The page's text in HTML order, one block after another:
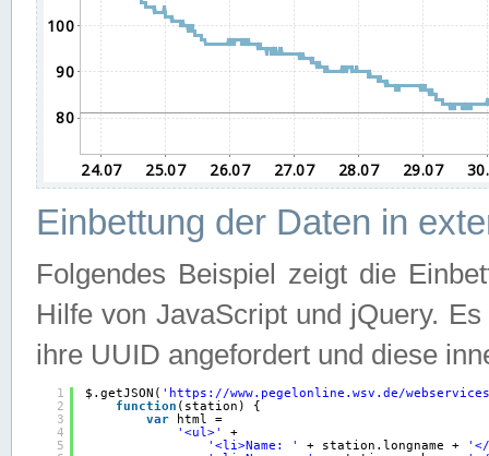
Einbettung der Daten in
Folgendes Beispiel zeigt die
Hilfe von JavaScript und jQuery.
ihre UUID angefordert und diese
1
2
3
4
5
$.getJSON( ' https://www.pegelonline.wsv.de/
function (station) {
var
html =
'<ul>'
+
'<li>Name: '
+ station.longname +